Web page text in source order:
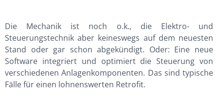
Die Mechanik ist noch o.k., die Elektro- und
Steuerungstechnik aber keineswegs auf dem neuesten
Stand oder gar schon abgekündigt. Oder: Eine neue
Software integriert und optimiert die Steuerung von
verschiedenen Anlagenkomponenten. Das sind typische
Fälle für einen lohnenswerten Retrofit.